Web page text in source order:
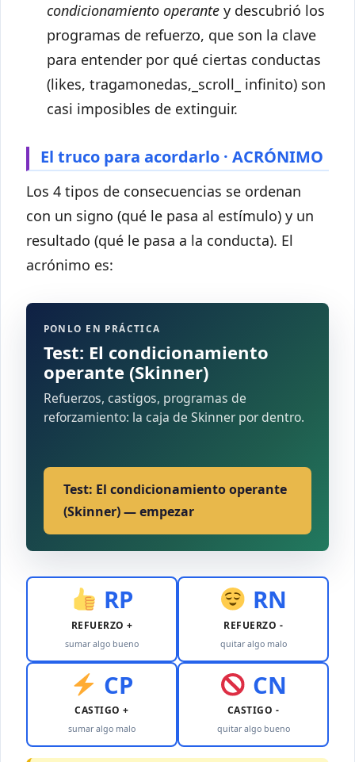
condicionamiento operante y descubrió los
programas de refuerzo, que son la clave
para entender por qué ciertas conductas
(likes, tragamonedas,_scroll_ infinito) son
casi imposibles de extinguir.
El truco para acordarlo · ACRÓNIMO
Los 4 tipos de consecuencias se ordenan
con un signo (qué le pasa al estímulo) y un
resultado (qué le pasa a la conducta). El
acrónimo es:
PONLO EN PRÁCTICA
Test: El condicionamiento
operante (Skinner)
Refuerzos, castigos, programas de
reforzamiento: la caja de Skinner por dentro.
Test: El condicionamiento operante
(Skinner) — empezar
RP
REFUERZO +
sumar algo bueno
RN
REFUERZO -
quitar algo malo
CP
CASTIGO +
sumar algo malo
CN
CASTIGO -
quitar algo bueno